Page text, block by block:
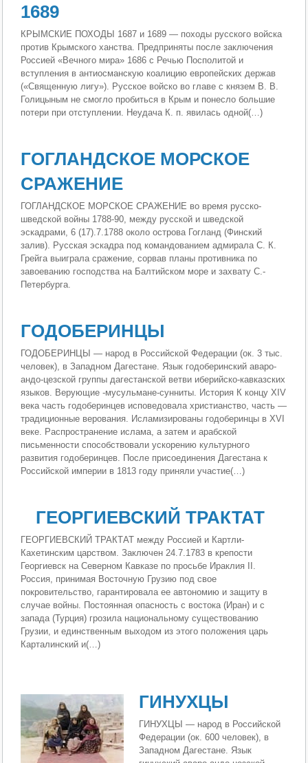
1689
КРЫМСКИЕ ПОХОДЫ 1687 и 1689 — походы русского войска
против Крымского ханства. Предприняты после заключения
Россией «Вечного мира» 1686 с Речью Посполитой и
вступления в антиосманскую коалицию европейских держав
(«Священную лигу»). Русское войско во главе с князем В. В.
Голицыным не смогло пробиться в Крым и понесло большие
потери при отступлении. Неудача К. п. явилась одной(…)
ГОГЛАНДСКОЕ МОРСКОЕ
СРАЖЕНИЕ
ГОГЛАНДСКОЕ МОРСКОЕ СРАЖЕНИЕ во время русско-
шведской войны 1788-90, между русской и шведской
эскадрами, 6 (17).7.1788 около острова Гогланд (Финский
залив). Русская эскадра под командованием адмирала С. К.
Грейга выиграла сражение, сорвав планы противника по
завоеванию господства на Балтийском море и захвату С.-
Петербурга.
ГОДОБЕРИНЦЫ
ГОДОБЕРИНЦЫ — народ в Российской Федерации (ок. 3 тыс.
человек), в Западном Дагестане. Язык годоберинский аваро-
андо-цезской группы дагестанской ветви иберийско-кавказских
языков. Верующие -мусульмане-сунниты. История К концу XIV
века часть годоберинцев исповедовала христианство, часть —
традиционные верования. Исламизированы годоберинцы в XVI
веке. Распространение ислама, а затем и арабской
письменности способствовали ускорению культурного
развития годоберинцев. После присоединения Дагестана к
Российской империи в 1813 году приняли участие(…)
ГЕОРГИЕВСКИЙ ТРАКТАТ
ГЕОРГИЕВСКИЙ ТРАКТАТ между Россией и Картли-
Кахетинским царством. Заключен 24.7.1783 в крепости
Георгиевск на Северном Кавказе по просьбе Ираклия II.
Россия, принимая Восточную Грузию под свое
покровительство, гарантировала ее автономию и защиту в
случае войны. Постоянная опасность с востока (Иран) и с
запада (Турция) грозила национальному существованию
Грузии, и единственным выходом из этого положения царь
Карталинский и(…)
ГИНУХЦЫ
ГИНУХЦЫ — народ в Российской
Федерации (ок. 600 человек), в
Западном Дагестане. Язык